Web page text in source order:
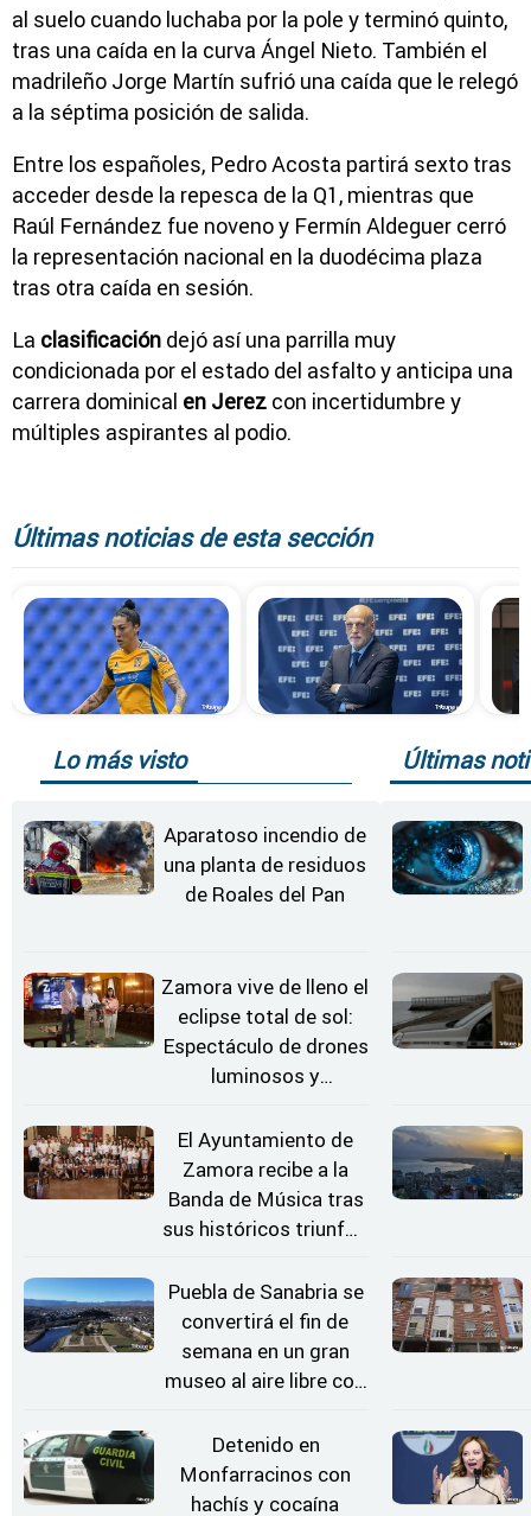
al suelo cuando luchaba por la pole y terminó quinto,
tras una caída en la curva Ángel Nieto. También el
madrileño Jorge Martín sufrió una caída que le relegó
a la séptima posición de salida.
Entre los españoles, Pedro Acosta partirá sexto tras
acceder desde la repesca de la Q1, mientras que
Raúl Fernández fue noveno y Fermín Aldeguer cerró
la representación nacional en la duodécima plaza
tras otra caída en sesión.
La clasificación dejó así una parrilla muy
condicionada por el estado del asfalto y anticipa una
carrera dominical en Jerez con incertidumbre y
múltiples aspirantes al podio.
Últimas noticias de esta sección
Lo más visto
Aparatoso incendio de
una planta de residuos
de Roales del Pan
Zamora vive de lleno el
eclipse total de sol:
Espectáculo de drones
luminosos y
Estrellas
El Ayuntamiento de
Zamora recibe a la
Banda de Música tras
sus históricos triunfos
Puebla de Sanabria se
convertirá el fin de
semana en un gran
museo al aire libre con
Detenido en
Monfarracinos con
hachís y cocaína
Últimas